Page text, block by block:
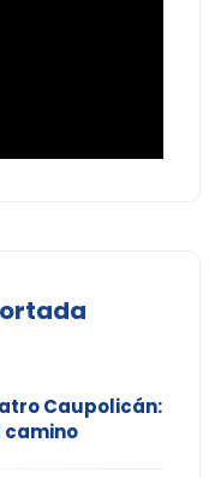
Caupolicán:
camino